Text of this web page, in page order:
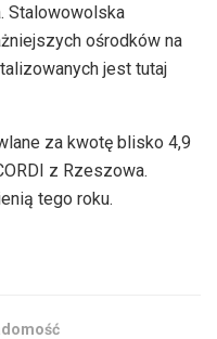
Stalowowolska
ośrodków na
jest tutaj
za kwotę blisko 4,9
z Rzeszowa.
tego roku.